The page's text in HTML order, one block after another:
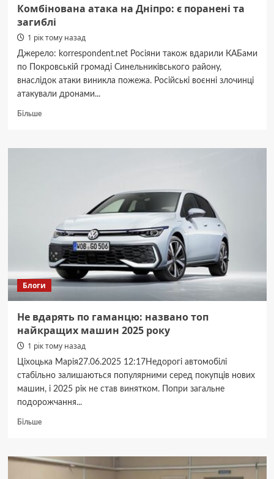
Комбінована атака на Дніпро: є поранені та
загиблі
1 рік тому назад
Джерело: korrespondent.net Росіяни також вдарили КАБами
по Покровській громаді Синельниківського району,
внаслідок атаки виникла пожежа. Російські воєнні злочинці
атакували дронами...
БільшеДокладніше
атака
Блоги
Не вдарять по гаманцю: названо топ
найкращих машин 2025 року
1 рік тому назад
Ціхоцька Марія27.06.2025 12:17Недорогі автомобілі
стабільно залишаються популярними серед покупців нових
машин, і 2025 рік не став винятком. Попри загальне
подорожчання...
БільшеДокладніше
вдарять
по